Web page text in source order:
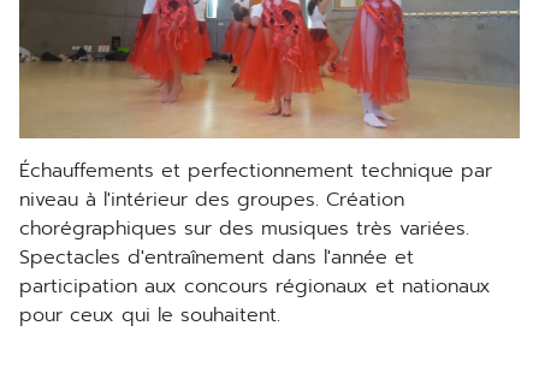
échauffements et perfectionnement technique par
niveau à l'intérieur des groupes. Création
chorégraphiques sur des musiques très variées.
Spectacles d'entraînement dans l'année et
participation aux concours régionaux et nationaux
pour ceux qui le souhaitent.